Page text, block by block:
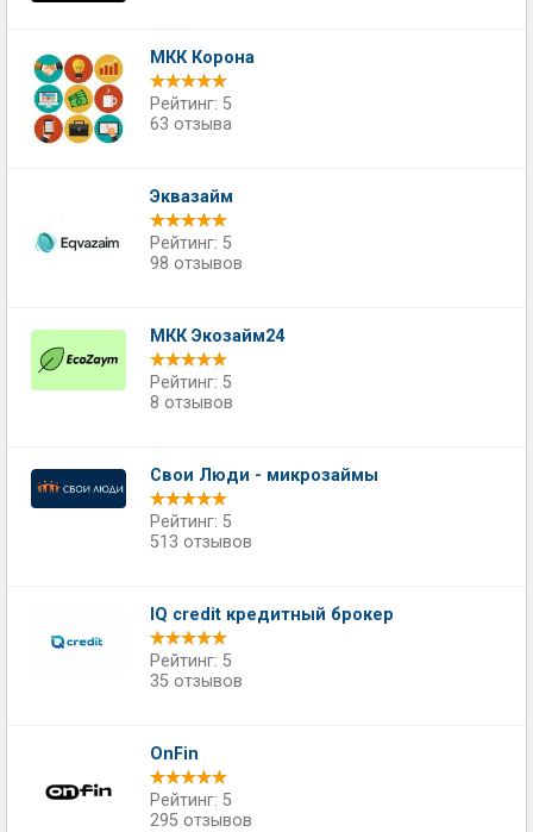
МКК Корона
Рейтинг: 5
63 отзыва
Эквазайм
Рейтинг: 5
98 отзывов
МКК Экозайм24
Рейтинг: 5
8 отзывов
Свои Люди - микрозаймы
Рейтинг: 5
513 отзывов
IQ credit кредитный брокер
Рейтинг: 5
35 отзывов
OnFin
Рейтинг: 5
295 отзывов